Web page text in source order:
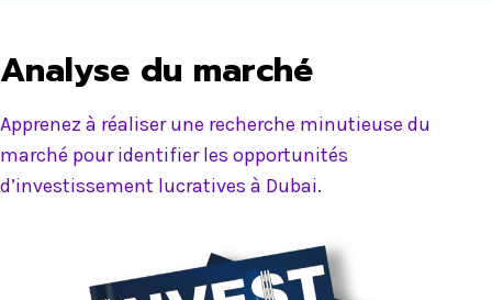
Analyse du marché
Apprenez à réaliser une recherche minutieuse du
marché pour identifier les opportunités
d’investissement lucratives à Dubai.